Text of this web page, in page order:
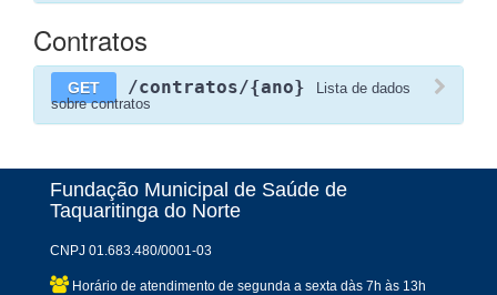
Contratos
GET /contratos/{ano}
Lista de dados
sobre contratos
Fundação Municipal de Saúde de
Taquaritinga do Norte
CNPJ 01.683.480/0001-03
Horário de atendimento de segunda a sexta dàs 7h às 13h